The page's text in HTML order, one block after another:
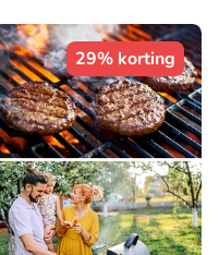
29% korting